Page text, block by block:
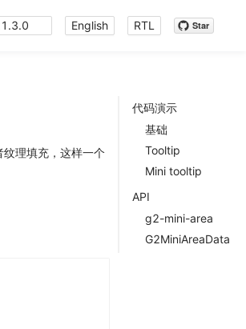
English RTL Star
代码演示
基础
Tooltip
Mini tooltip
API
g2-mini-area
G2MiniAreaData
理填充，这样一个